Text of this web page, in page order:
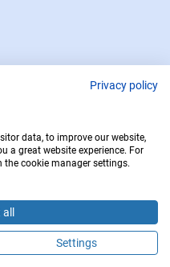
CONTACT : 112
de la Vallée, L-2661 Luxembourg
Privacy policy
data, to improve our website,
a great website experience. For
cookie manager settings.
Settings